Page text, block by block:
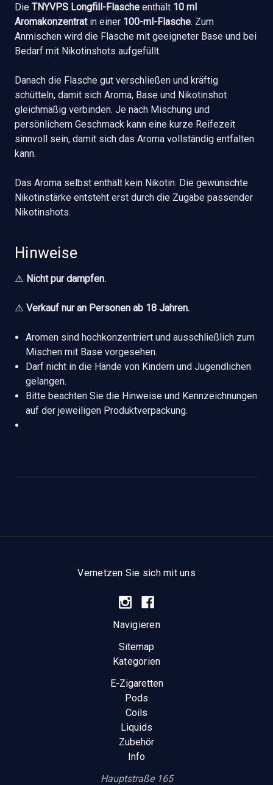
Die TNYVPS Longfill-Flasche enthält 10 ml
Aromakonzentratin einer 100-ml-Flasche. Zum
Anmischen wird die Flasche mit geeigneter Base und bei
Bedarf mit Nikotinshots aufgefüllt.
Danach die Flasche gut verschließen und kräftig
schütteln, damit sich Aroma, Base und Nikotinshot
gleichmäßig verbinden. Je nach Mischung und
persönlichem Geschmack kann eine kurze Reifezeit
sinnvoll sein, damit sich das Aroma vollständig entfalten
kann.
Das Aroma selbst enthält kein Nikotin. Die gewünschte
Nikotinstärke entsteht erst durch die Zugabe passender
Nikotinshots.
Hinweise
⚠️ Nicht pur dampfen.
⚠️ Verkauf nur an Personen ab 18 Jahren.
Aromen sind hochkonzentriert und ausschließlich zum
Mischen mit Base vorgesehen.
Darf nicht in die Hände von Kindern und Jugendlichen
gelangen.
Bitte beachten Sie die Hinweise und Kennzeichnungen
auf der jeweiligen Produktverpackung.
Vernetzen Sie sich mit uns
Navigieren
Sitemap
Kategorien
E-Zigaretten
Pods
Coils
Liquids
Zubehör
Info
Hauptstraße 165